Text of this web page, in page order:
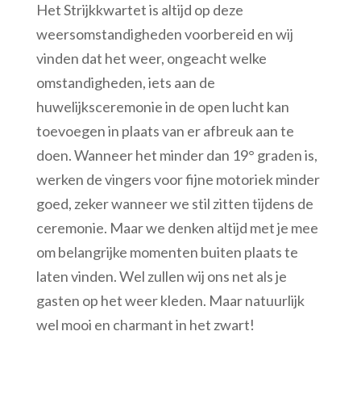
Het Strijkkwartet is altijd op deze
weersomstandigheden voorbereid en wij
vinden dat het weer, ongeacht welke
omstandigheden, iets aan de
huwelijksceremonie in de open lucht kan
toevoegen in plaats van er afbreuk aan te
doen. Wanneer het minder dan 19° graden is,
werken de vingers voor fijne motoriek minder
goed, zeker wanneer we stil zitten tijdens de
ceremonie. Maar we denken altijd met je mee
om belangrijke momenten buiten plaats te
laten vinden. Wel zullen wij ons net als je
gasten op het weer kleden. Maar natuurlijk
wel mooi en charmant in het zwart!